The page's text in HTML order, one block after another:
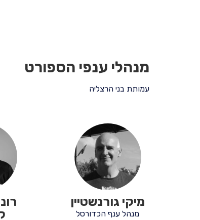
מנהלי ענפי הספורט
עמותת בני הרצליה
מיקי גורנשטיין
מנהל ענף הכדורסל